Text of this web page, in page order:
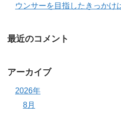
ウンサーを目指したきっかけ
最近のコメント
アーカイブ
2026年
8月